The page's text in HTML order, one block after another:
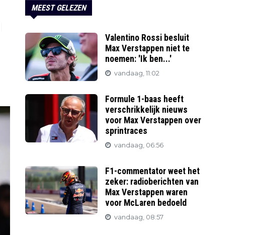
MEEST GELEZEN
Valentino Rossi besluit
Max Verstappen niet te
noemen: 'Ik ben...'
vandaag, 11:02
Formule 1-baas heeft
verschrikkelijk nieuws
voor Max Verstappen over
sprintraces
vandaag, 06:56
F1-commentator weet het
zeker: radioberichten van
Max Verstappen waren
voor McLaren bedoeld
vandaag, 08:57